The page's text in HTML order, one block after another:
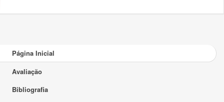
Página Inicial
Avaliação
Bibliografia